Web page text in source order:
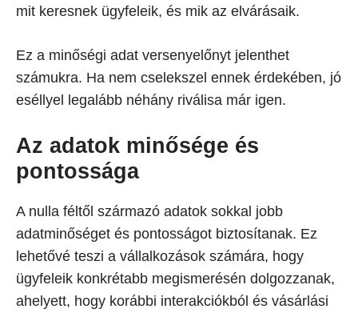
mit keresnek ügyfeleik, és mik az elvárásaik.
Ez a minőségi adat versenyelőnyt jelenthet
számukra. Ha nem cselekszel ennek érdekében, jó
eséllyel legalább néhány riválisa már igen.
Az adatok minősége és
pontossága
A nulla féltől származó adatok sokkal jobb
adatminőséget és pontosságot biztosítanak. Ez
lehetővé teszi a vállalkozások számára, hogy
ügyfeleik konkrétabb megismerésén dolgozzanak,
ahelyett, hogy korábbi interakciókból és vásárlási